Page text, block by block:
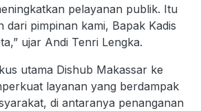
pelayanan publik. Itu
dari pimpinan kami, Bapak Kadis
ujar Andi Tenri Lengka.
utama Dishub Makassar ke
layanan yang berdampak
di antaranya penanganan